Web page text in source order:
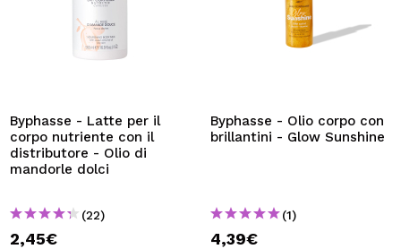
Byphasse - Latte per il
corpo nutriente con il
distributore - Olio di
mandorle dolci
(22)
2,45€
Byphasse - Olio corpo con
brillantini - Glow Sunshine
(1)
4,39€